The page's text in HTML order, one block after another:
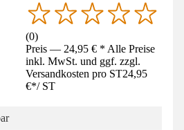
(0)
Preis — 24,95 € * Alle Preise
inkl. MwSt. und ggf. zzgl.
Versandkosten pro ST24,95
€*/ ST